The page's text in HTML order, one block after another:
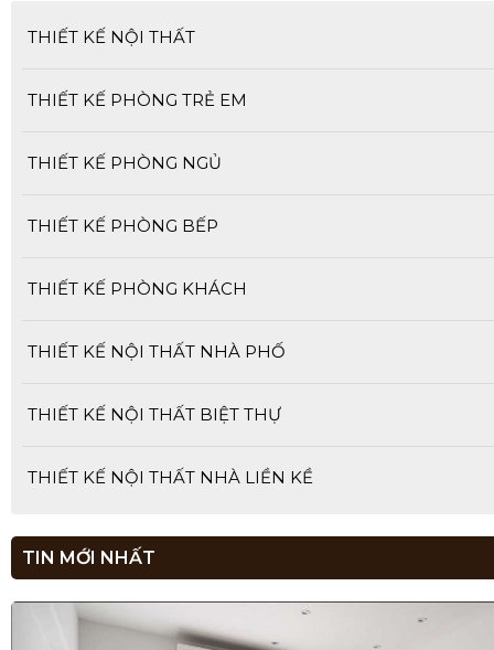
THIẾT KẾ NỘI THẤT
THIẾT KẾ PHÒNG TRẺ EM
THIẾT KẾ PHÒNG NGỦ
THIẾT KẾ PHÒNG BẾP
THIẾT KẾ PHÒNG KHÁCH
THIẾT KẾ NỘI THẤT NHÀ PHỐ
THIẾT KẾ NỘI THẤT BIỆT THỰ
THIẾT KẾ NỘI THẤT NHÀ LIỀN KỀ
TIN MỚI NHẤT